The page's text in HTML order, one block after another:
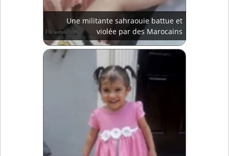
Une militante sahraouie battue et
violée par des Marocains